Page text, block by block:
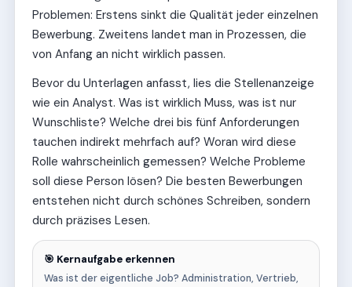
Problemen: Erstens sinkt die Qualität jeder einzelnen
Bewerbung. Zweitens landet man in Prozessen, die
von Anfang an nicht wirklich passen.
Bevor du Unterlagen anfasst, lies die Stellenanzeige
wie ein Analyst. Was ist wirklich Muss, was ist nur
Wunschliste? Welche drei bis fünf Anforderungen
tauchen indirekt mehrfach auf? Woran wird diese
Rolle wahrscheinlich gemessen? Welche Probleme
soll diese Person lösen? Die besten Bewerbungen
entstehen nicht durch schönes Schreiben, sondern
durch präzises Lesen.
🎯 Kernaufgabe erkennen
Was ist der eigentliche Job? Administration, Vertrieb,